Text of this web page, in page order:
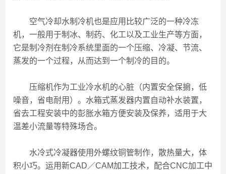
空气冷却水制冷机也是应用比较广泛的一种冷冻
机，一般用于制冰、制药、化工以及工业生产等方面，
它是制冷剂在制冷系统里面的一个压缩、冷凝、节流、
蒸发的一个过程，从而达到一个制冷的目的。
压缩机作为工业冷水机的心脏（内置安全保掮，低
噪音，省电耐用）。水箱式蒸发器内置自动补水装置，
省去工程安装中的彭胀水箱方便安装及保养，适用于大
温差小流量等特殊场合。
水冷式冷凝器使用外螺纹铜管制作，散热量大，体
积小巧。运用新CAD／CAM加工技术，配合CNC加工中